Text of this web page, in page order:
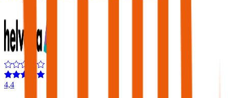
4,4